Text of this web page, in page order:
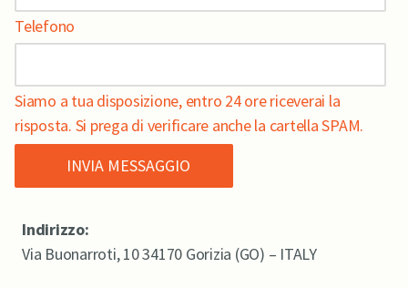
Telefono
Siamo a tua disposizione, entro 24 ore riceverai la
risposta. Si prega di verificare anche la cartella SPAM.
Indirizzo:
Via Buonarroti, 10 34170 Gorizia (GO) – ITALY